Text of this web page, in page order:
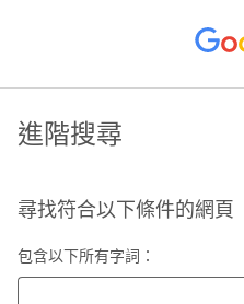
進階搜尋
尋找符合以下條件的網頁
包含以下所有字詞：